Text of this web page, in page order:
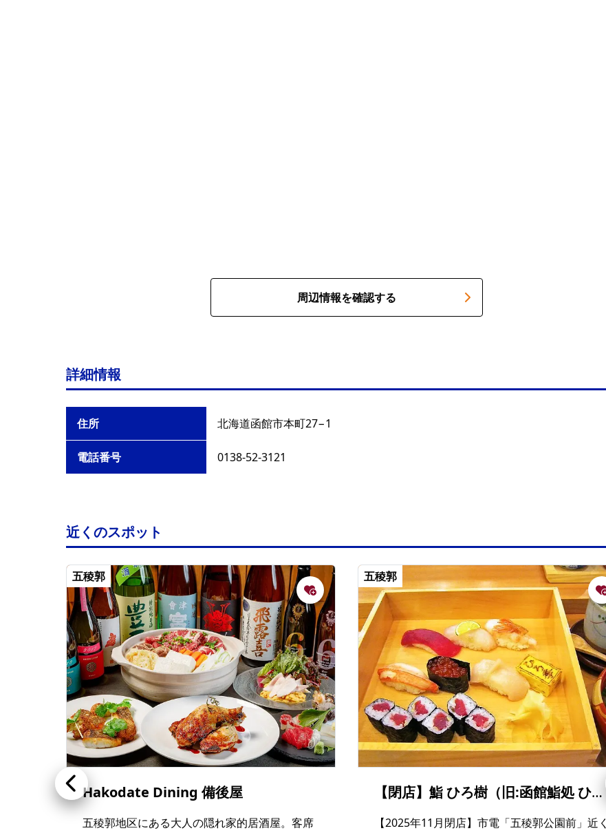
周辺情報を確認する
詳細情報
住所 北海道函館市本町27−1
電話番号 0138-52-3121
近くのスポット
五稜郭
Hakodate Dining 備後屋
五稜郭地区にある大人の隠れ家的居酒屋。客席
五稜郭
【閉店】鮨 ひろ樹（旧:函館鮨処 ひろ季）
【2025年11月閉店】市電「五稜郭公園前」近く